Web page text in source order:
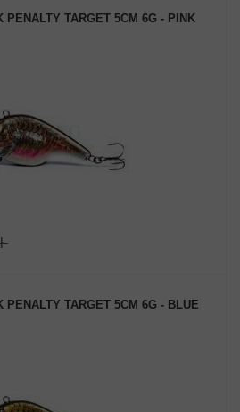
PENALTY TARGET 5CM 6G - PINK
PRODUKT
PENALTY TARGET 5CM 6G - BLUE
PRODUKT